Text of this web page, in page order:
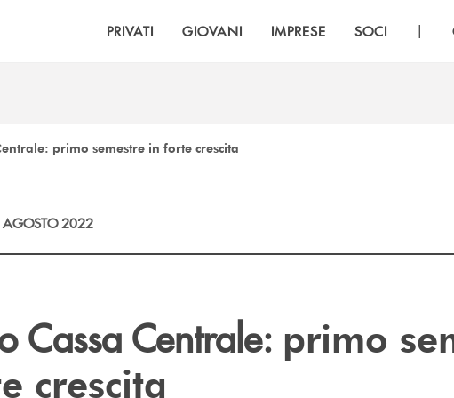
PRIVATI GIOVANI IMPRESE SOCI |
primo semestre in forte crescita
AGOSTO 2022
Cassa Centrale: primo
crescita